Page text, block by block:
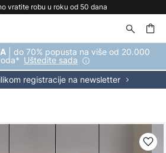
vratite robu u roku od 50 dana
| do 70% popusta na više od 20.000
Uštedite sada
registracije na newsletter